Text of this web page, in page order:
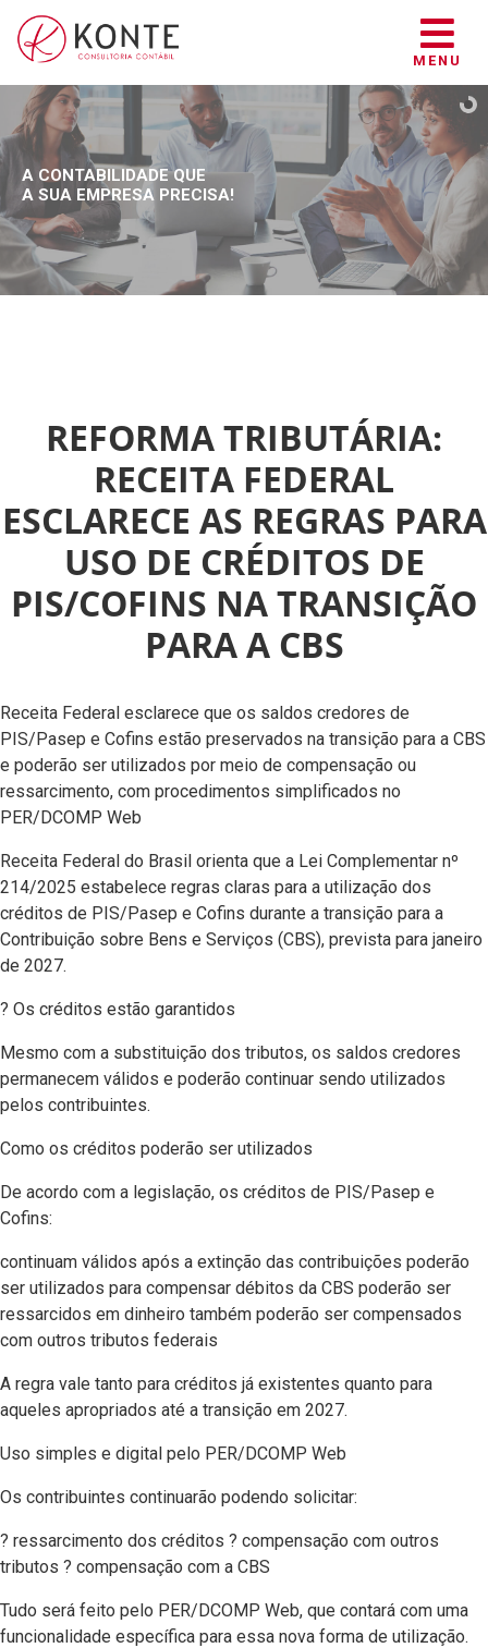
MENU
A CONTABILIDADE QUE
A SUA EMPRESA PRECISA!
REFORMA TRIBUTÁRIA:
RECEITA FEDERAL
ESCLARECE AS REGRAS PARA
USO DE CRÉDITOS DE
PIS/COFINS NA TRANSIÇÃO
PARA A CBS
Receita Federal esclarece que os saldos credores de
PIS/Pasep e Cofins estão preservados na transição para a CBS
e poderão ser utilizados por meio de compensação ou
ressarcimento, com procedimentos simplificados no
PER/DCOMP Web
Receita Federal do Brasil orienta que a Lei Complementar nº
214/2025 estabelece regras claras para a utilização dos
créditos de PIS/Pasep e Cofins durante a transição para a
Contribuição sobre Bens e Serviços (CBS), prevista para janeiro
de 2027.
? Os créditos estão garantidos
Mesmo com a substituição dos tributos, os saldos credores
permanecem válidos e poderão continuar sendo utilizados
pelos contribuintes.
Como os créditos poderão ser utilizados
De acordo com a legislação, os créditos de PIS/Pasep e
Cofins:
continuam válidos após a extinção das contribuições poderão
ser utilizados para compensar débitos da CBS poderão ser
ressarcidos em dinheiro também poderão ser compensados
com outros tributos federais
A regra vale tanto para créditos já existentes quanto para
aqueles apropriados até a transição em 2027.
Uso simples e digital pelo PER/DCOMP Web
Os contribuintes continuarão podendo solicitar:
? ressarcimento dos créditos ? compensação com outros
tributos ? compensação com a CBS
Tudo será feito pelo PER/DCOMP Web, que contará com uma
funcionalidade específica para essa nova forma de utilização.